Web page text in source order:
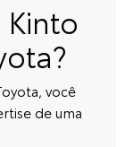
, você
de uma